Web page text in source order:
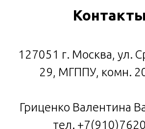
Контакты
127051 г. Москва, ул.
29, МГППУ, комн.
Гриценко Валентина
тел.